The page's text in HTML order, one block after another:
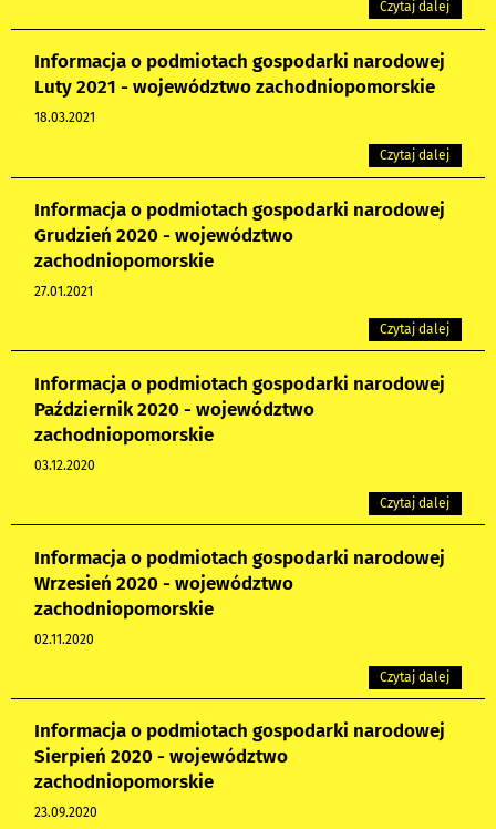
Czytaj dalej
Informacja o podmiotach gospodarki narodowej
Luty 2021 - województwo zachodniopomorskie
18.03.2021
Czytaj dalej
Informacja o podmiotach gospodarki narodowej
Grudzień 2020 - województwo
zachodniopomorskie
27.01.2021
Czytaj dalej
Informacja o podmiotach gospodarki narodowej
Październik 2020 - województwo
zachodniopomorskie
03.12.2020
Czytaj dalej
Informacja o podmiotach gospodarki narodowej
Wrzesień 2020 - województwo
zachodniopomorskie
02.11.2020
Czytaj dalej
Informacja o podmiotach gospodarki narodowej
Sierpień 2020 - województwo
zachodniopomorskie
23.09.2020